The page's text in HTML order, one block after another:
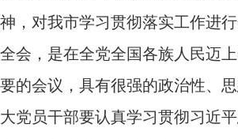
，对我市学习贯彻落实工作进行
，是在全党全国各族人民迈
的会议，具有很强的政治性、
党员干部要认真学习贯彻习近